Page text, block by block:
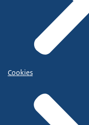
Cookies